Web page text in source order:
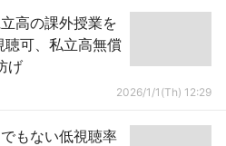
高の課外授業を
可、私立高無償
げ
2026/1/1(Th) 12:29
もない低視聴率